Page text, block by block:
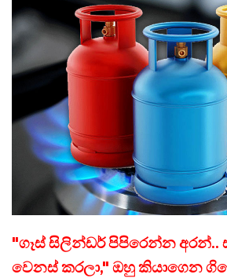
"ගෑස් සිලින්ඩර් පිපිරෙන්න අරන්..
වෙනස් කරලා," ඔහු කියාගෙන